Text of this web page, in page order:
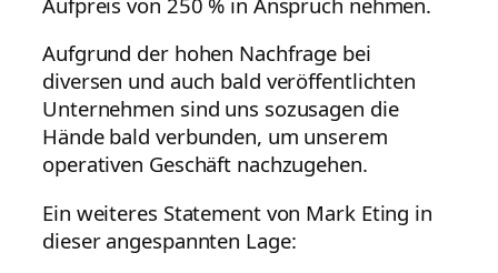
Aufgrund der hohen Nachfrage bei
diversen und auch bald veröffentlichten
Unternehmen sind uns sozusagen die
Hände bald verbunden, um unserem
operativen Geschäft nachzugehen.
Ein weiteres Statement von Mark Eting in
dieser angespannten Lage: